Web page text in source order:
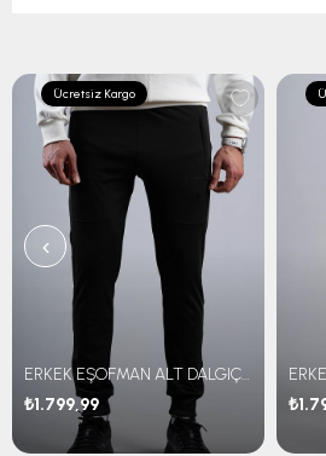
ERKEK EŞOFMAN ALT DALGIÇ KUMAŞ
₺1.799,99
Ücretsiz Kargo
‹